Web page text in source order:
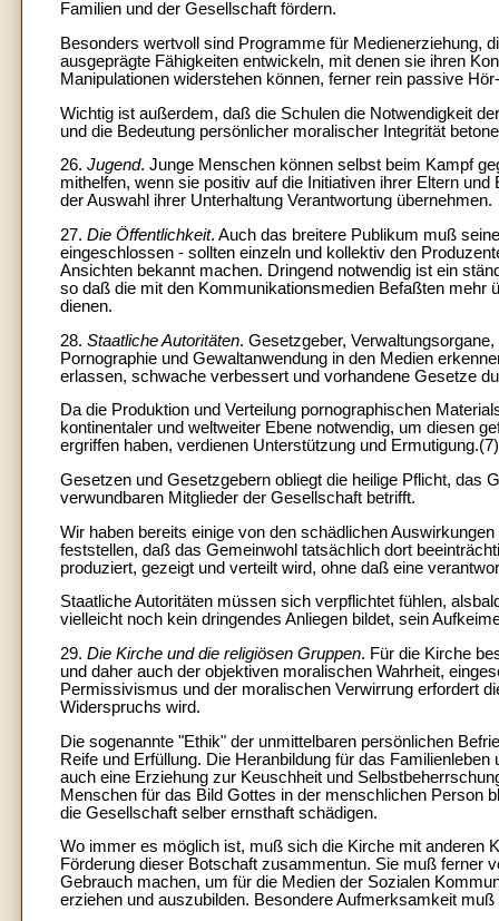
Familien und der Gesellschaft fördern.
Besonders wertvoll sind Programme für Medienerziehung,
ausgeprägte Fähigkeiten entwickeln, mit denen sie ihren
Manipulationen widerstehen können, ferner rein passive
Wichtig ist außerdem, daß die Schulen die Notwendigkeit
und die Bedeutung persönlicher moralischer Integrität
26. Jugend. Junge Menschen können selbst beim Kampf
mithelfen, wenn sie positiv auf die Initiativen ihrer Eltern
der Auswahl ihrer Unterhaltung Verantwortung übernehmen.
27. Die Öffentlichkeit. Auch das breitere Publikum muß
eingeschlossen - sollten einzeln und kollektiv den
Ansichten bekannt machen. Dringend notwendig ist ein
so daß die mit den Kommunikationsmedien Befaßten mehr
dienen.
28. Staatliche Autoritäten. Gesetzgeber,
Pornographie und Gewaltanwendung in den Medien
erlassen, schwache verbessert und vorhandene Gesetze
Da die Produktion und Verteilung pornographischen
kontinentaler und weltweiter Ebene notwendig, um diesen
ergriffen haben, verdienen Unterstützung und Ermutigung.(7)
Gesetzen und Gesetzgebern obliegt die heilige Pflicht, das
verwundbaren Mitglieder der Gesellschaft betrifft.
Wir haben bereits einige von den schädlichen
feststellen, daß das Gemeinwohl tatsächlich dort
produziert, gezeigt und verteilt wird, ohne daß eine
Staatliche Autoritäten müssen sich verpflichtet fühlen,
vielleicht noch kein dringendes Anliegen bildet, sein
29. Die Kirche und die religiösen Gruppen. Für die Kirche
und daher auch der objektiven moralischen Wahrheit,
Permissivismus und der moralischen Verwirrung erfordert
Widerspruchs wird.
Die sogenannte "Ethik" der unmittelbaren persönlichen
Reife und Erfüllung. Die Heranbildung für das
auch eine Erziehung zur Keuschheit und
Menschen für das Bild Gottes in der menschlichen Person
die Gesellschaft selber ernsthaft schädigen.
Wo immer es möglich ist, muß sich die Kirche mit anderen
Förderung dieser Botschaft zusammentun. Sie muß ferner
Gebrauch machen, um für die Medien der Sozialen
erziehen und auszubilden. Besondere Aufmerksamkeit